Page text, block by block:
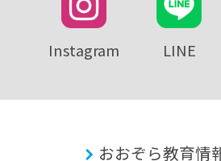
Instagram LINE
おおぞら教育情